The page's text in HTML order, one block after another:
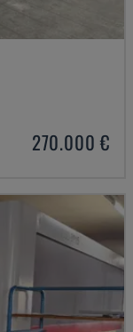
270.000 €